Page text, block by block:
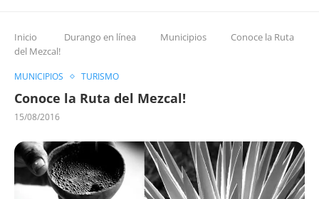
Inicio Durango en línea Municipios
Conoce la Ruta
del Mezcal!
MUNICIPIOS TURISMO
Conoce la Ruta del Mezcal!
15/08/2016